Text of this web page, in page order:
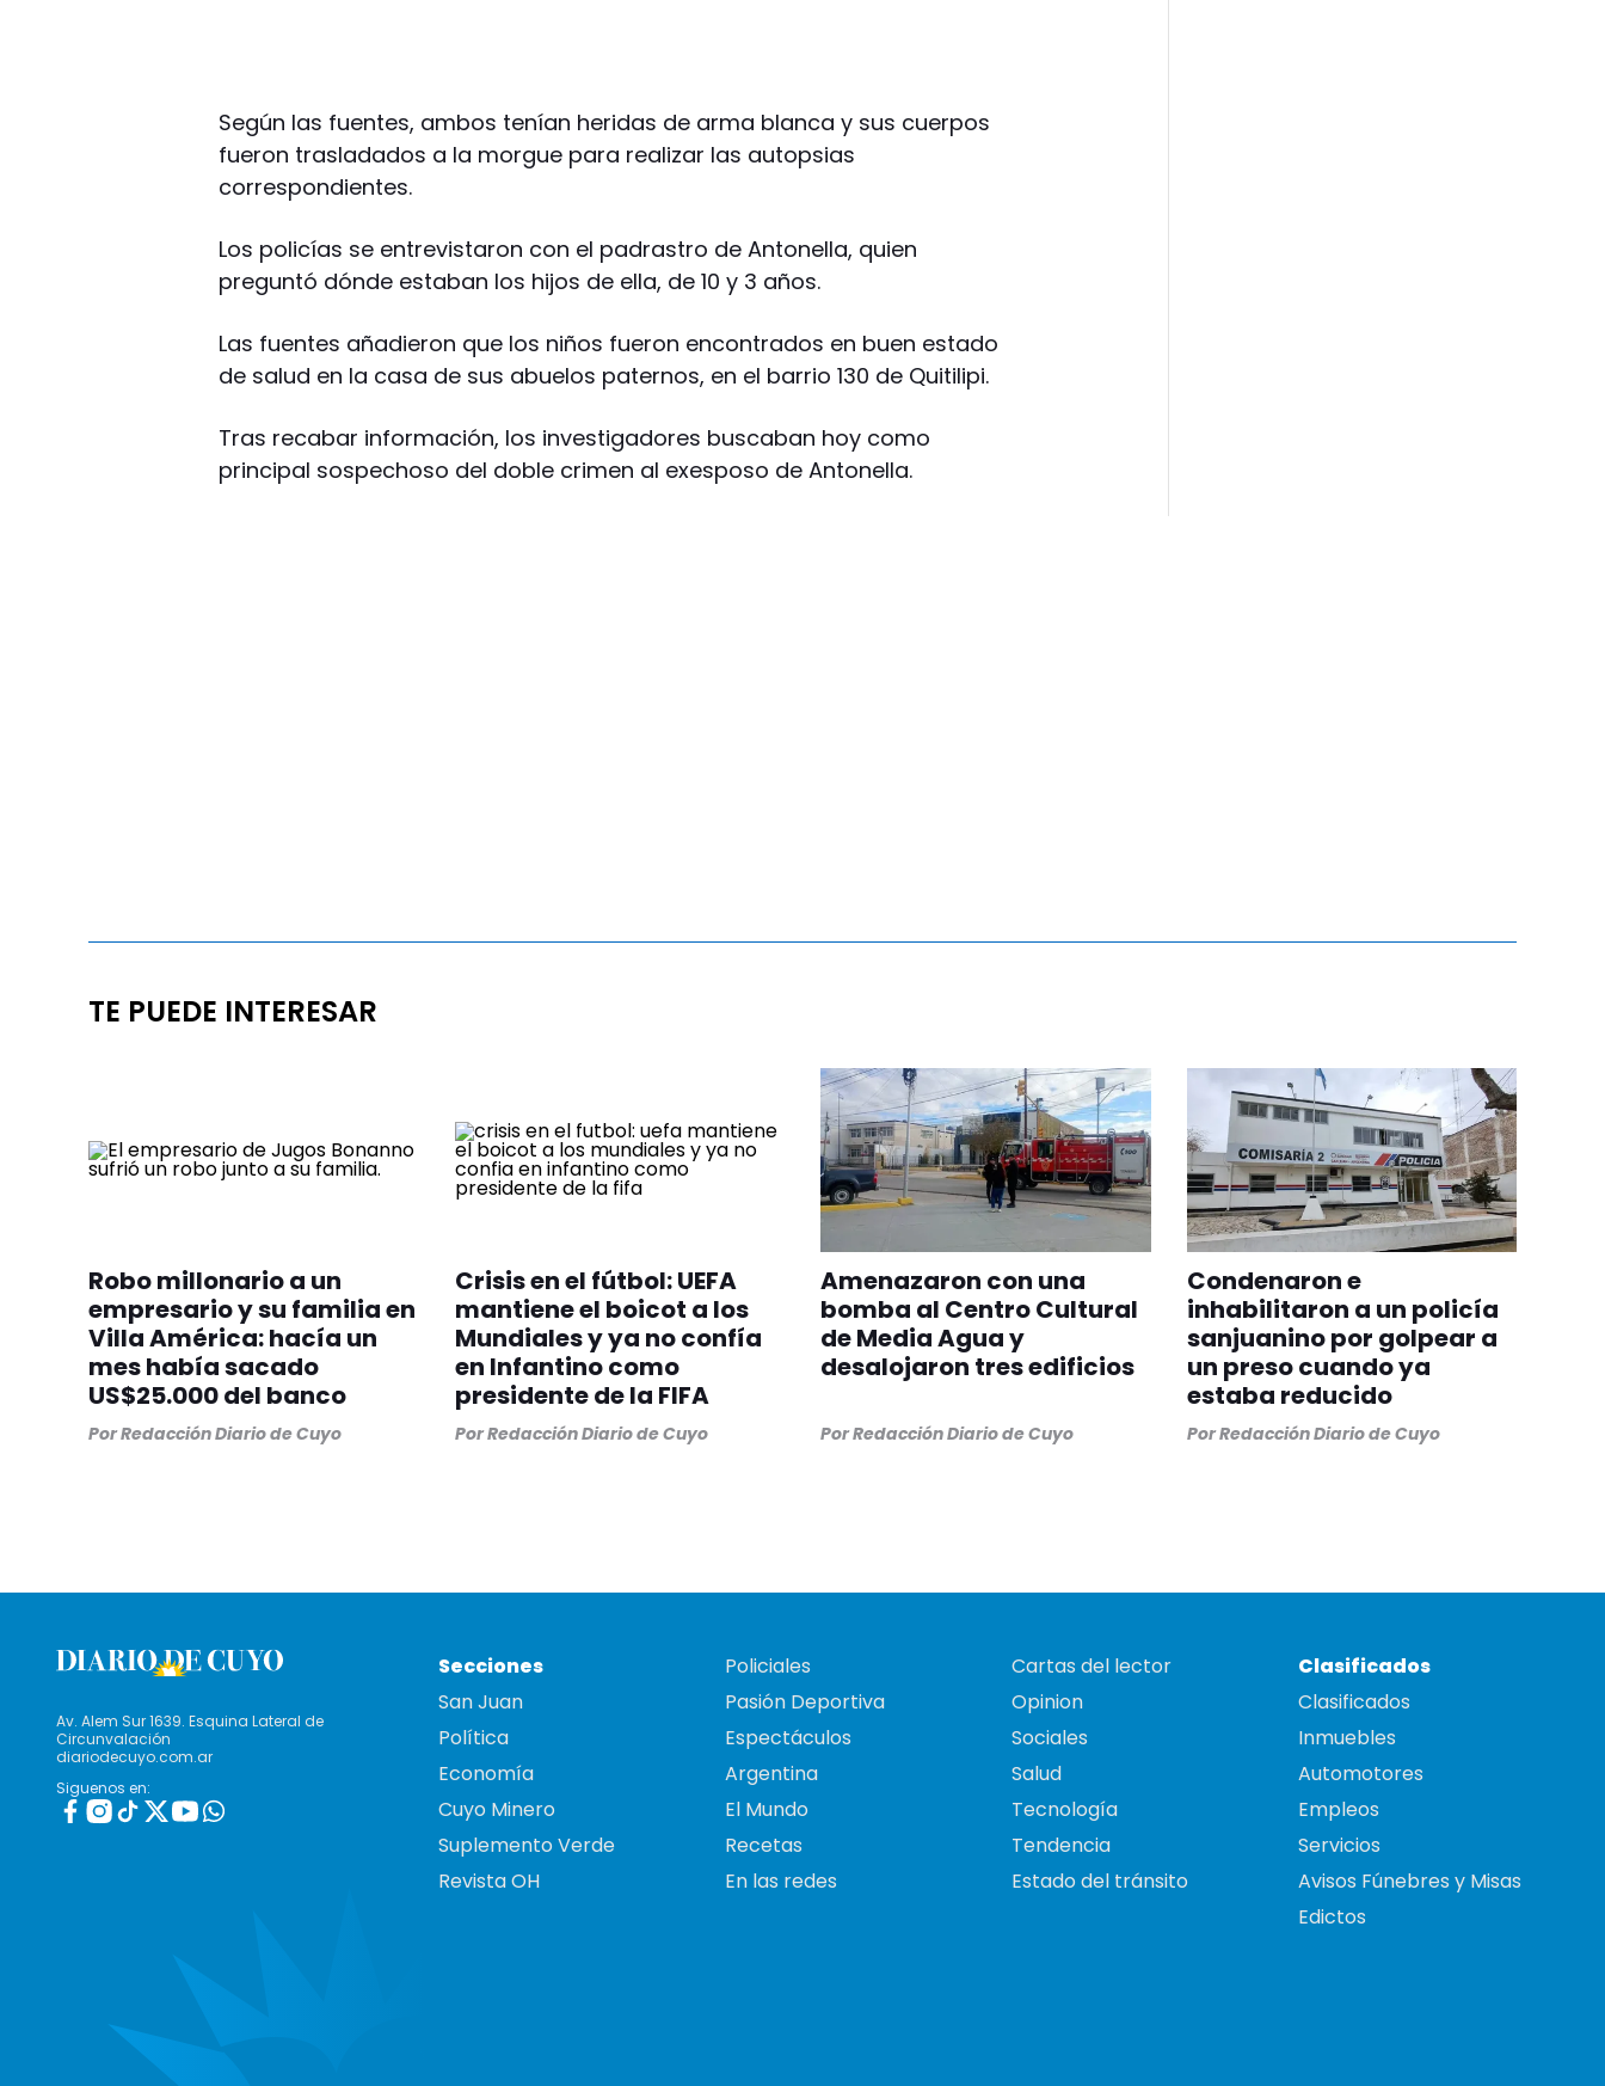
Según las fuentes, ambos tenían heridas de arma blanca y sus cuerpos
fueron trasladados a la morgue para realizar las autopsias
correspondientes.
Los policías se entrevistaron con el padrastro de Antonella, quien
preguntó dónde estaban los hijos de ella, de 10 y 3 años.
Las fuentes añadieron que los niños fueron encontrados en buen estado
de salud en la casa de sus abuelos paternos, en el barrio 130 de Quitilipi.
Tras recabar información, los investigadores buscaban hoy como
principal sospechoso del doble crimen al exesposo de Antonella.
TE PUEDE INTERESAR
Robo millonario a un
empresario y su familia en
Villa América: hacía un
mes había sacado
US$25.000 del banco
PorRedacción Diario de Cuyo
Crisis en el fútbol: UEFA
mantiene el boicot a los
Mundiales y ya no confía
en Infantino como
presidente de la FIFA
PorRedacción Diario de Cuyo
Amenazaron con una
bomba al Centro Cultural
de Media Agua y
desalojaron tres edificios
PorRedacción Diario de Cuyo
Condenaron e
inhabilitaron a un policía
sanjuanino por golpear a
un preso cuando ya
estaba reducido
PorRedacción Diario de Cuyo
Av. Alem Sur 1639. Esquina Lateral de
Circunvalación
diariodecuyo.com.ar
Siguenos en:
Secciones
San Juan
Política
Economía
Cuyo Minero
Suplemento Verde
Revista OH
Policiales
Pasión Deportiva
Espectáculos
Argentina
El Mundo
Recetas
En las redes
Cartas del lector
Opinion
Sociales
Salud
Tecnología
Tendencia
Estado del tránsito
Clasificados
Clasificados
Inmuebles
Automotores
Empleos
Servicios
Avisos Fúnebres y Misas
Edictos